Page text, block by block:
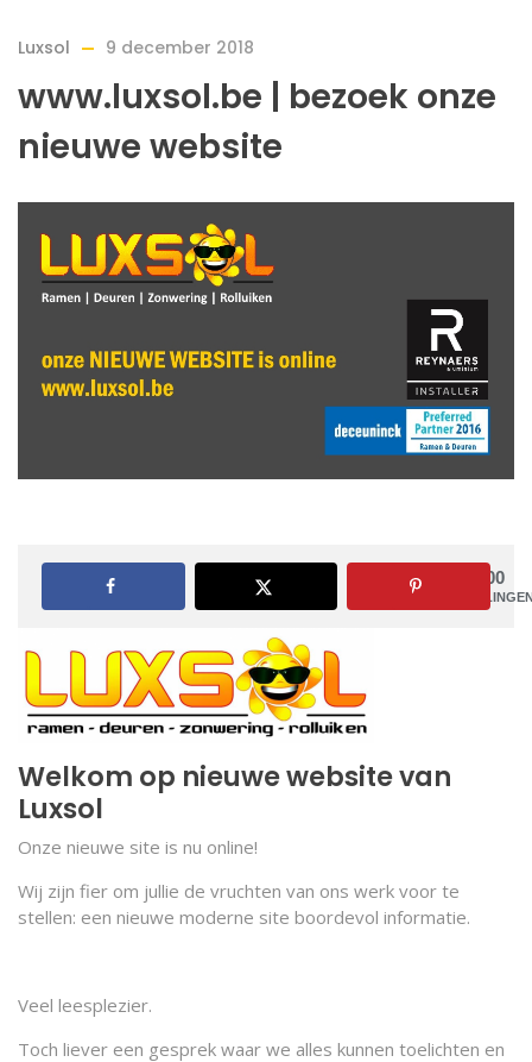
Luxsol 9 december 2018
www.luxsol.be | bezoek onze
nieuwe website
100
Welkom op nieuwe website van
Luxsol
Onze nieuwe site is nu online!
Wij zijn fier om jullie de vruchten van ons werk voor te
stellen: een nieuwe moderne site boordevol informatie.
Veel leesplezier.
Toch liever een gesprek waar we alles kunnen toelichten en